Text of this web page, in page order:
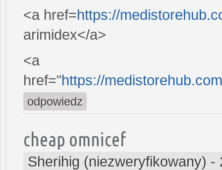
<a href=https://
arimidex</a>
<a
href="https://
odpowiedz
cheap omnicef
Sherihig (niezweryfikowany) -